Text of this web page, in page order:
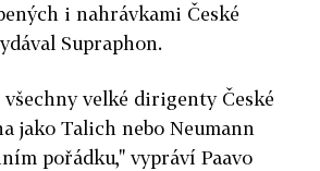
i nahrávkami České
Supraphon.
všechny velké dirigenty České
jako Talich nebo Neumann
pořádku," vypráví Paavo